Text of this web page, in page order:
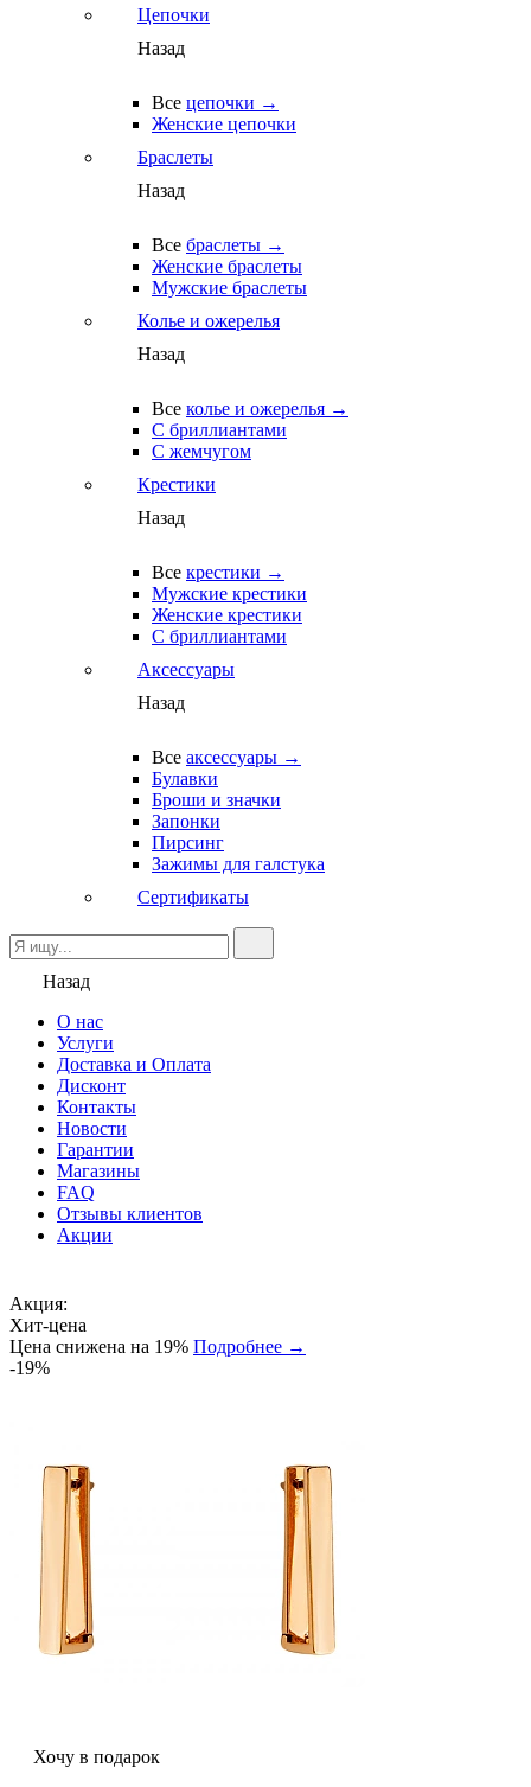
Цепочки
Назад
Все цепочки →
Женские цепочки
Браслеты
Назад
Все браслеты →
Женские браслеты
Мужские браслеты
Колье и ожерелья
Назад
Все колье и ожерелья →
С бриллиантами
С жемчугом
Крестики
Назад
Все крестики →
Мужские крестики
Женские крестики
С бриллиантами
Аксессуары
Назад
Все аксессуары →
Булавки
Броши и значки
Запонки
Пирсинг
Зажимы для галстука
Сертификаты
Назад
О нас
Услуги
Доставка и Оплата
Дисконт
Контакты
Новости
Гарантии
Магазины
FAQ
Отзывы клиентов
Акции
Акция:
Хит-цена
Цена снижена на 19% Подробнее →
-19%
Хочу в подарок